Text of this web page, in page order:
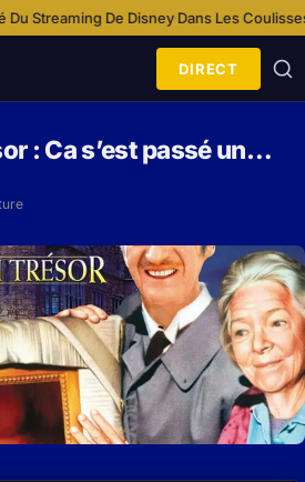
De Disney· Dans Les Coulisses De
DIRECT
: Ca s’est passé un…